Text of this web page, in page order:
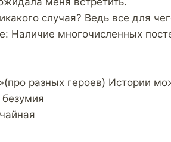
случая? Ведь все для
Наличие многочисленных
разных героев) Истории